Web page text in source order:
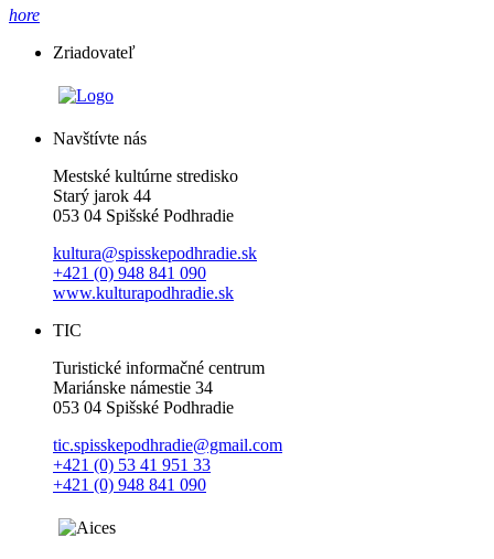
hore
Zriadovateľ
Navštívte nás
Mestské kultúrne stredisko
Starý jarok 44
053 04 Spišské Podhradie
kultura@spisskepodhradie.sk
+421 (0) 948 841 090
www.kulturapodhradie.sk
TIC
Turistické informačné centrum
Mariánske námestie 34
053 04 Spišské Podhradie
tic.spisskepodhradie@gmail.com
+421 (0) 53 41 951 33
+421 (0) 948 841 090